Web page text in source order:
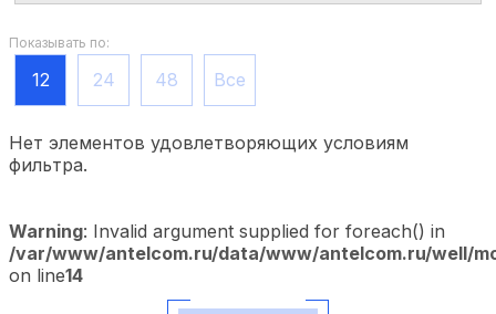
Показывать по:
12 24 48 Все
Нет элементов удовлетворяющих условиям
фильтра.
Warning: Invalid argument supplied for foreach() in
/var/www/antelcom.ru/data/www/antelcom.ru/well/
on line14